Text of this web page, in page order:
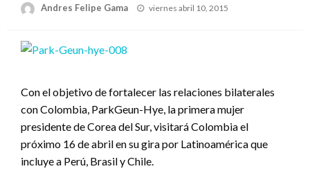
Andres Felipe Gama
Publicado
viernes abril 10, 2015
Con el objetivo de fortalecer las relaciones bilaterales
con Colombia, ParkGeun-Hye, la primera mujer
presidente de Corea del Sur, visitará Colombia el
próximo 16 de abril en su gira por Latinoamérica que
incluye a Perú, Brasil y Chile.